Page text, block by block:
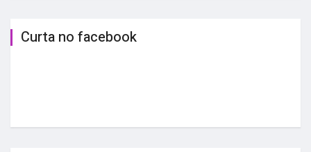
Curta no facebook